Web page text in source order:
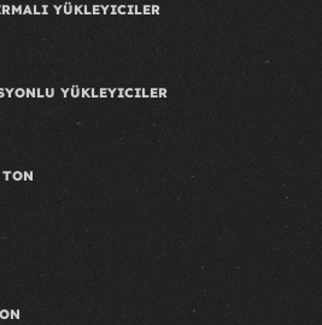
YÜKLEYICILER
YÜKLEYICILER